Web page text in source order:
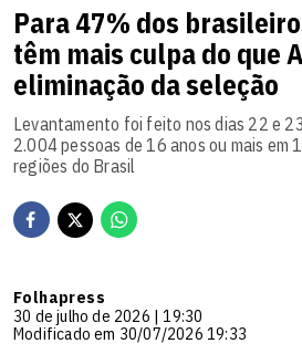
Para 47% dos
têm mais culpa do que
eliminação da seleção
Levantamento foi feito nos dias 22 e
2.004 pessoas de 16 anos ou mais em
regiões do Brasil
Folhapress
30 de julho de 2026 | 19:30
Modificado em 30/07/2026 19:33